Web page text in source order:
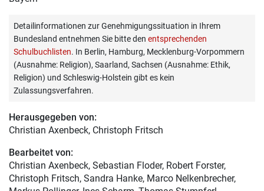
Detailinformationen zur Genehmigungssituation in Ihrem
Bundesland entnehmen Sie bitte den entsprechenden
Schulbuchlisten. In Berlin, Hamburg, Mecklenburg-Vorpommern
(Ausnahme: Religion), Saarland, Sachsen (Ausnahme: Ethik,
Religion) und Schleswig-Holstein gibt es kein
Zulassungsverfahren.
Herausgegeben von:
Christian Axenbeck, Christoph Fritsch
Bearbeitet von:
Christian Axenbeck, Sebastian Floder, Robert Forster,
Christoph Fritsch, Sandra Hanke, Marco Nelkenbrecher,